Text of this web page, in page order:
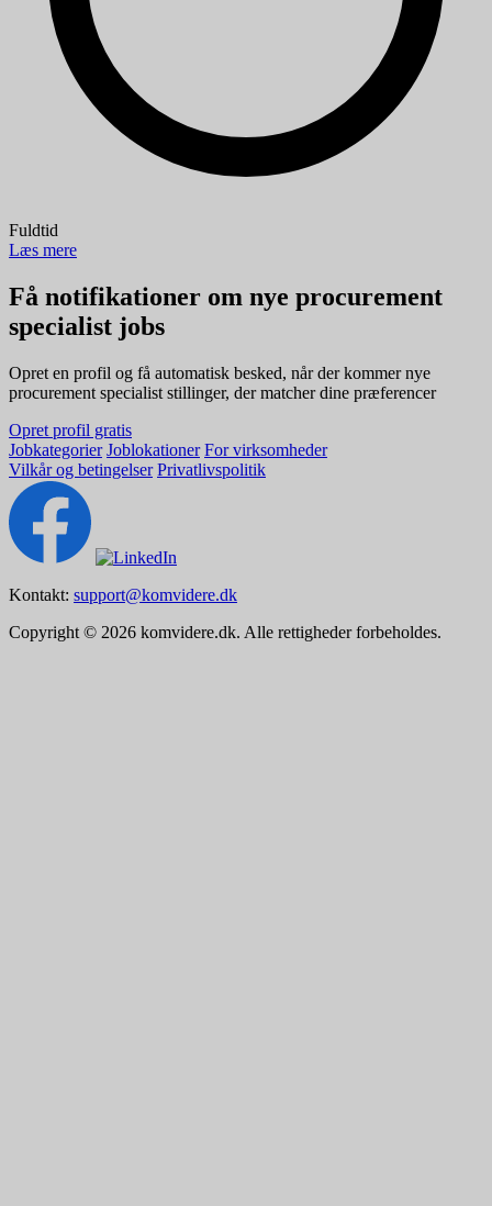
Fuldtid
Læs mere
Få notifikationer om nye procurement
specialist jobs
Opret en profil og få automatisk besked, når der kommer nye
procurement specialist stillinger, der matcher dine præferencer
Opret profil gratis
Jobkategorier Joblokationer For virksomheder
Vilkår og betingelser Privatlivspolitik
Kontakt: support@komvidere.dk
Copyright © 2026 komvidere.dk. Alle rettigheder forbeholdes.